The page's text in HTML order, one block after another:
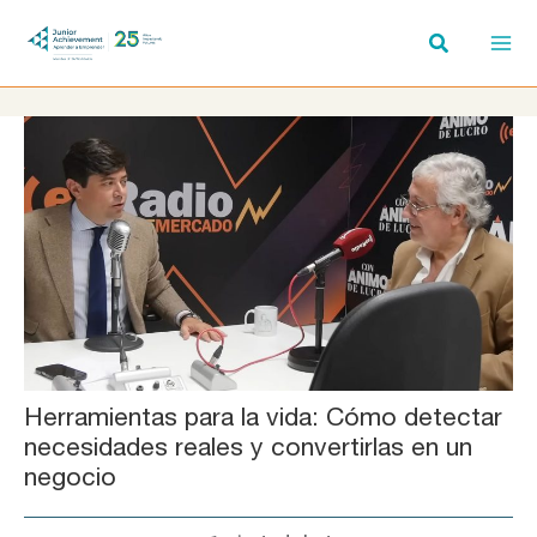
Herramientas para la vida: Cómo detectar
necesidades reales y convertirlas en un
negocio